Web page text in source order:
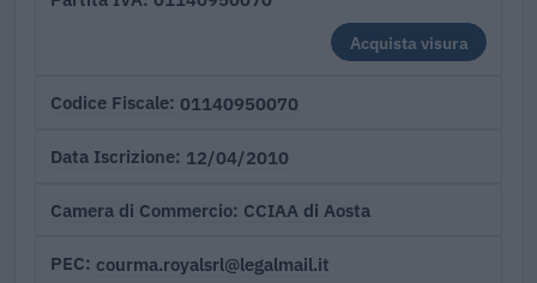
Acquista visura
Codice Fiscale 01140950070
Data Iscrizione 12/04/2010
Camera di Commercio CCIAA di Aosta
PEC courma.royalsrl@legalmail.it